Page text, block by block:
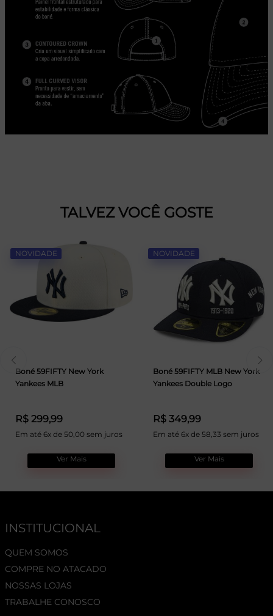
TALVEZ VOCÊ GOSTE
NOVIDADE
Boné 59FIFTY New York
Yankees MLB
R$ 299,99
Em até 6x de 50,00 sem juros
Ver Mais
NOVIDADE
Boné 59FIFTY MLB New York
Yankees Double Logo
R$ 349,99
Em até 6x de 58,33 sem juros
Ver Mais
INSTITUCIONAL
QUEM SOMOS
COMPRE NO ATACADO
NOSSAS LOJAS
TRABALHE CONOSCO